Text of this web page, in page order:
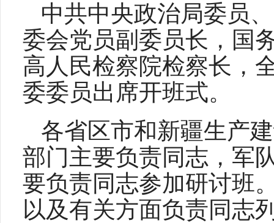
中共中央政治局委员
委会党员副委员长，国
高人民检察院检察长，
委委员出席开班式。
各省区市和新疆生产
部门主要负责同志，军
要负责同志参加研讨班
以及有关方面负责同志